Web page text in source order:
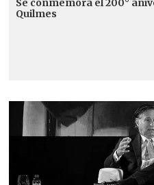
Se conmemora el 200°
Quilmes